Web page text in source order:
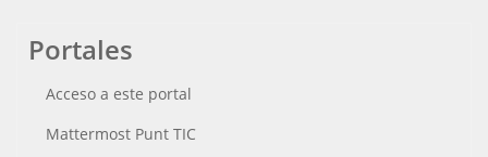
Portales
Acceso a este portal
Mattermost Punt TIC